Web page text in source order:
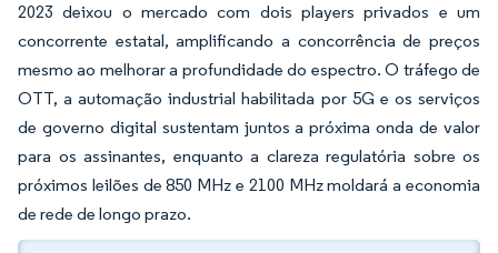
2023 deixou o mercado com dois players privados e um
concorrente estatal, amplificando a concorrência de preços
mesmo ao melhorar a profundidade do espectro. O tráfego de
OTT, a automação industrial habilitada por 5G e os serviços
de governo digital sustentam juntos a próxima onda de valor
para os assinantes, enquanto a clareza regulatória sobre os
próximos leilões de 850 MHz e 2100 MHz moldará a economia
de rede de longo prazo.